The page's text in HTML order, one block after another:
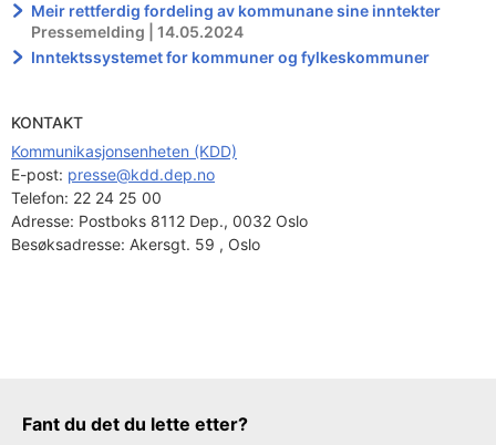
Meir rettferdig fordeling av kommunane sine inntekter
Pressemelding | 14.05.2024
Inntektssystemet for kommuner og fylkeskommuner
KONTAKT
Kommunikasjonsenheten (KDD)
E-post: presse@kdd.dep.no
Telefon: 22 24 25 00
Adresse: Postboks 8112 Dep., 0032 Oslo
Besøksadresse: Akersgt. 59 , Oslo
Tilbakemeldingsskjema
Fant du det du lette etter?